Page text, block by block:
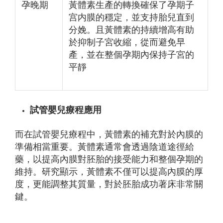
孕晚期
黃體素生產的轉換確保了孕期子
宫内膜的穩定，並支持胎兒直到
分娩。且黃體素的持續增高有助
於抑制子宮收縮，從而避免早
產，並在整個孕期內保持子宮的
平靜
試管嬰兒療程應用
而在試管嬰兒療程中，黃體素的補充對於內膜的
準備相當重要。黃體素通常會透過陰道途徑給
藥，以提高內膜對胚胎的接受能力和整個孕期的
維持。研究顯示，黃體素不僅可以提高內膜的厚
度，更能調整其質量，對於胚胎成功著床非常關
鍵。